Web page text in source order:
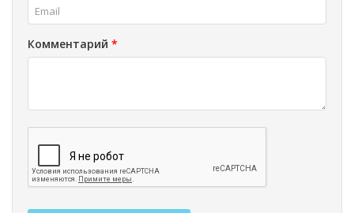
Комментарий *